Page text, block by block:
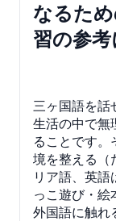
なるた
習の参考
三ヶ国語を話
生活の中で無
ることです。
境を整える（
リア語、英
っこ遊び・絵
外国語に触れ